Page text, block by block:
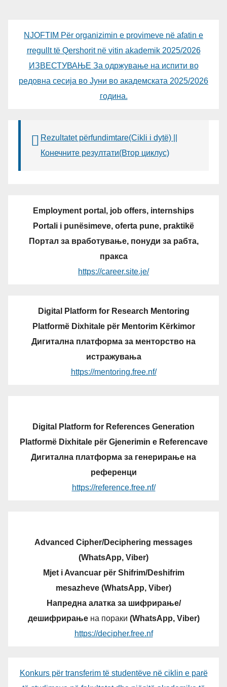
NJOFTIM Për organizimin e provimeve në afatin e
rregullt të Qershorit në vitin akademik 2025/2026
ИЗВЕСТУВАЊЕ За одржување на испити во
редовна сесија во Јуни во академската 2025/2026
година.
Rezultatet përfundimtare(Cikli i dytë) ||
Конечните резултати(Втор циклус)
Employment portal, job offers, internships
Portali i punësimeve, oferta pune, praktikë
Портал за вработување, понуди за рабта,
пракса
https://career.site.je/
Digital Platform for Research Mentoring
Platformë Dixhitale për Mentorim Kërkimor
Дигитална платформа за менторство на
истражувања
https://mentoring.free.nf/
Digital Platform for References Generation
Platformë Dixhitale për Gjenerimin e Referencave
Дигитална платформа за генерирање на
референци
https://reference.free.nf/
Advanced Cipher/Deciphering messages
(WhatsApp, Viber)
Mjet i Avancuar për Shifrim/Deshifrim
mesazheve (WhatsApp, Viber)
Напредна алатка за шифрирање/
дешифрирањена пораки (WhatsApp, Viber)
https://decipher.free.nf
Konkurs për transferim të studentëve në ciklin e parë